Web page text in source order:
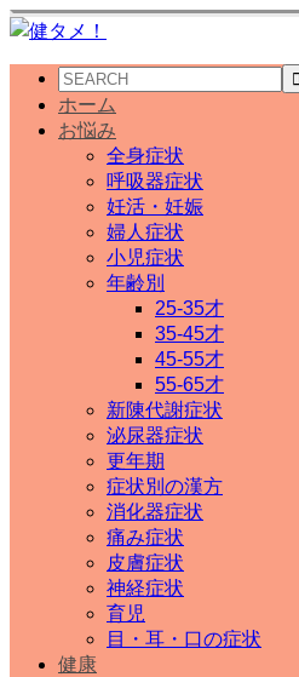
ホーム
お悩み
全身症状
呼吸器症状
妊活・妊娠
婦人症状
小児症状
年齢別
25-35才
35-45才
45-55才
55-65才
新陳代謝症状
泌尿器症状
更年期
症状別の漢方
消化器症状
痛み症状
皮膚症状
神経症状
育児
目・耳・口の症状
健康